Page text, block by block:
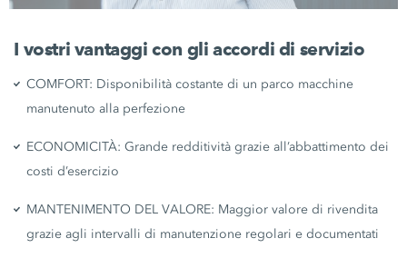
I vostri vantaggi con gli accordi di servizio
COMFORT: Disponibilità costante di un parco macchine
manutenuto alla perfezione
ECONOMICITÀ: Grande redditività grazie all’abbattimento dei
costi d’esercizio
MANTENIMENTO DEL VALORE: Maggior valore di rivendita
grazie agli intervalli di manutenzione regolari e documentati